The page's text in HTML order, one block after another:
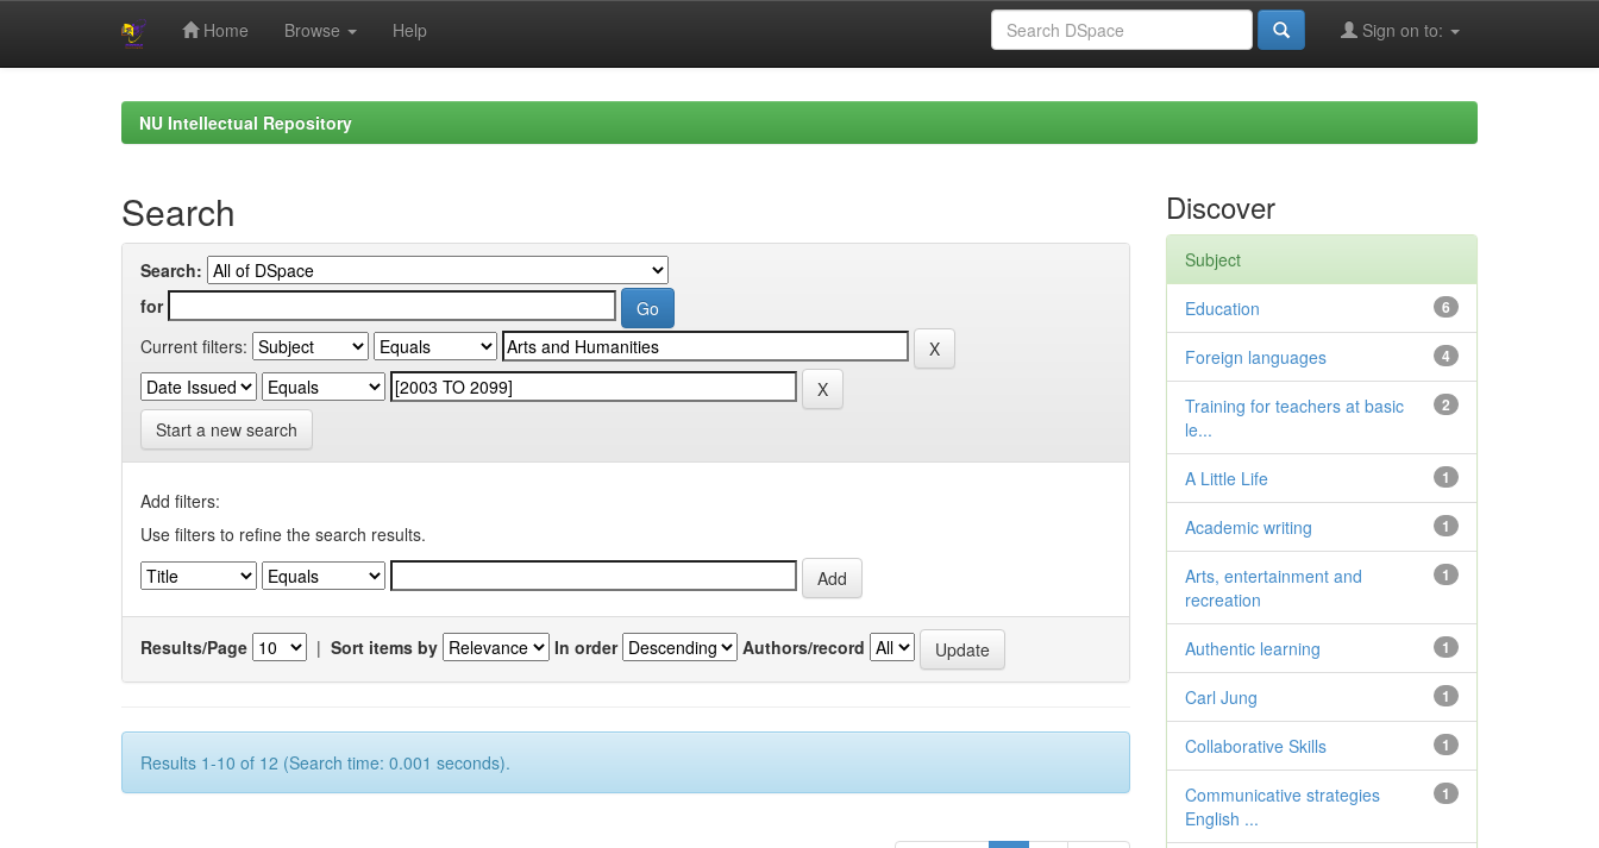
Home Browse Help Sign on to:
NU Intellectual Repository
Search
Search:
for
Current filters:
Start a new search
Add filters:
Use filters to refine the search results.
Results/Page | Sort items by In order Authors/record
Results 1-10 of 12 (Search time: 0.001 seconds).
Discover
Subject
6
Education
4
Foreign languages
2
Training for teachers at basic
le...
1
A Little Life
1
Academic writing
1
Arts, entertainment and
recreation
1
Authentic learning
1
Carl Jung
1
Collaborative Skills
1
Communicative strategies
English ...